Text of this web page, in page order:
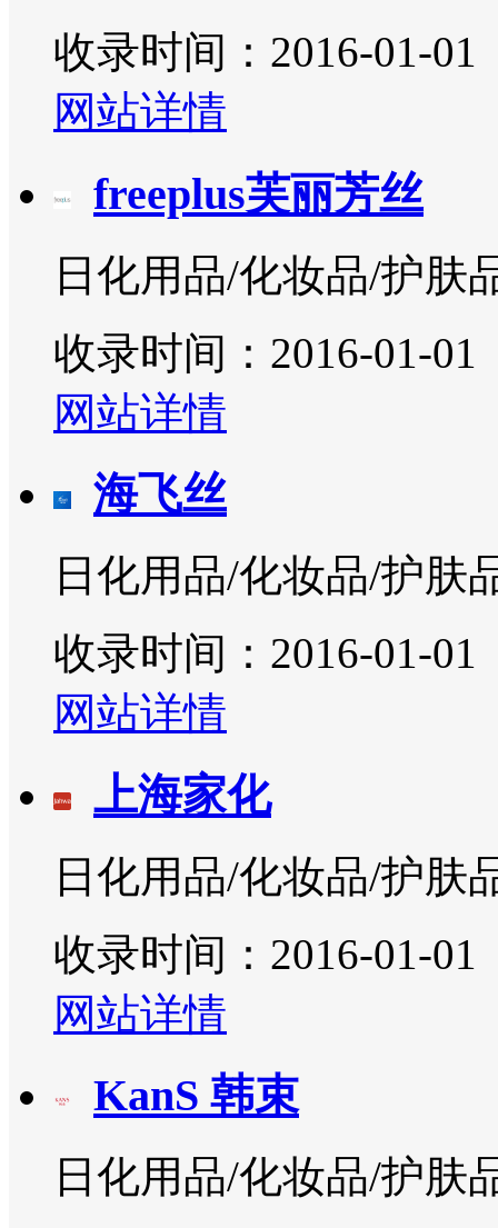
收录时间：2016-01-01
网站详情
freeplus芙丽芳丝
日化用品/化妆品/护肤
收录时间：2016-01-01
网站详情
海飞丝
日化用品/化妆品/护肤
收录时间：2016-01-01
网站详情
上海家化
日化用品/化妆品/护肤
收录时间：2016-01-01
网站详情
KanS 韩束
日化用品/化妆品/护肤